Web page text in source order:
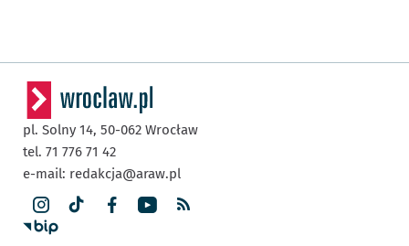
pl. Solny 14, 50-062 Wrocław
tel. 71 776 71 42
e-mail: redakcja@araw.pl